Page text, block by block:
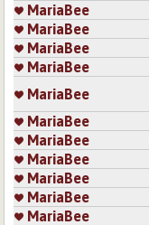
MariaBee
MariaBee
MariaBee
MariaBee
MariaBee
MariaBee
MariaBee
MariaBee
MariaBee
MariaBee
MariaBee